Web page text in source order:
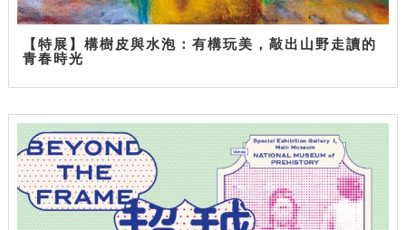
【特展】構樹皮與水泡：有構玩美，敲出山野走讀的
青春時光